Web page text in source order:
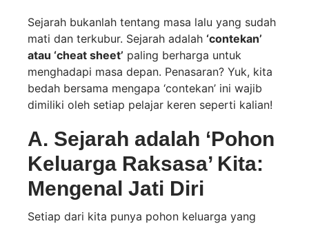
Sejarah bukanlah tentang masa lalu yang sudah
mati dan terkubur. Sejarah adalah ‘contekan’
atau ‘cheat sheet’ paling berharga untuk
menghadapi masa depan. Penasaran? Yuk, kita
bedah bersama mengapa ‘contekan’ ini wajib
dimiliki oleh setiap pelajar keren seperti kalian!
A. Sejarah adalah ‘Pohon
Keluarga Raksasa’ Kita:
Mengenal Jati Diri
Setiap dari kita punya pohon keluarga yang